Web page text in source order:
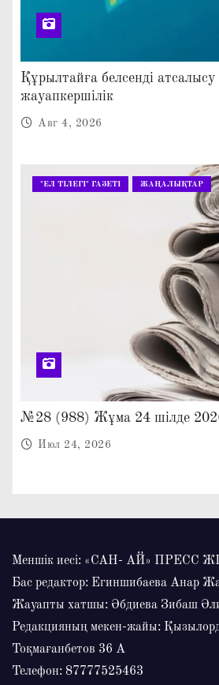
Құрылтайға белсенді
жауапкершілік
Авг 4, 2026
"ЕЛ ТІЛЕГІ" ГАЗЕТІ ЖАҢАЛЫҚТАР
№28 (988) Жұма 24 шілде
Июл 24, 2026
Меншік иесі: «САН- АЙ» ПРЕСС
Бас редактор: Егиншибаева Анар
Жауапты хатшы: Әбдиева Зибаш
Редакцияның мекен-жайы:
Тоқмағанбетов 36 А
Телефон: 87777525463